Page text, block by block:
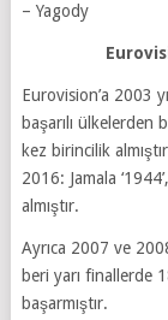
– Yagody
Eurovision’a 2003
başarılı ülkelerden
kez birincilik
2016: Jamala
almıştır.
Ayrıca 2007 ve
beri yarı finallerde
başarmıştır.